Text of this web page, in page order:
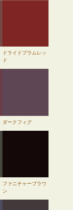
ドライドプラムレッ
ド
ダークフィグ
ファニチャーブラウ
ン